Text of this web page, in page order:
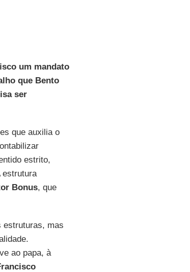
um mandato
que Bento
ser
que auxilia o
estrito,
estrutura
Bonus, que
estruturas, mas
ao papa, à